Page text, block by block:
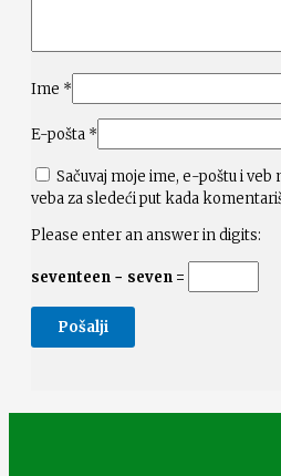
Ime *
E-pošta *
Sačuvaj moje ime, e-poštu i
veba za sledeći put kada
Please enter an answer in digits:
seventeen − seven =